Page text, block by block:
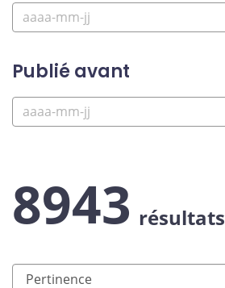
Publié avant
8943 résultats